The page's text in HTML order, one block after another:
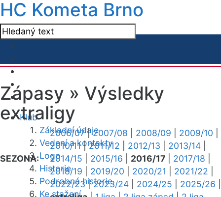
HC Kometa Brno
Klub
Základní údaje
Vedení a kontakty
Logo
Historie
Podrobná historie
Ke stažení
Zápasy » Výsledky
extraligy
SEZONA:
2006/07|2007/08 2008/09 2009/10
2010/11|2011/12 2012/13 2013/14
2014/15
2015/16 2016/17 2017/18
2018/19
2019/20 2020/21 2021/22
2022/23|2023/24 2024/25 2025/26